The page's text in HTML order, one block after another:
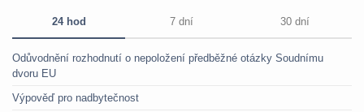
24 hod 7 dní 30 dní
Odůvodnění rozhodnutí o nepoložení předběžné otázky Soudnímu
dvoru EU
Výpověď pro nadbytečnost